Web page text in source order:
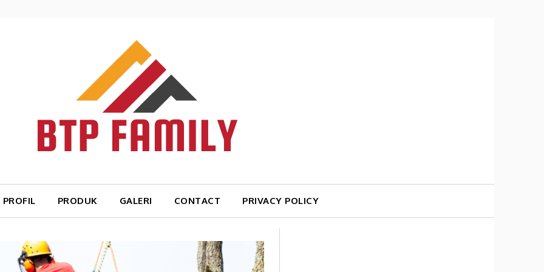
PROFIL PRODUK GALERI CONTACT PRIVACY POLICY